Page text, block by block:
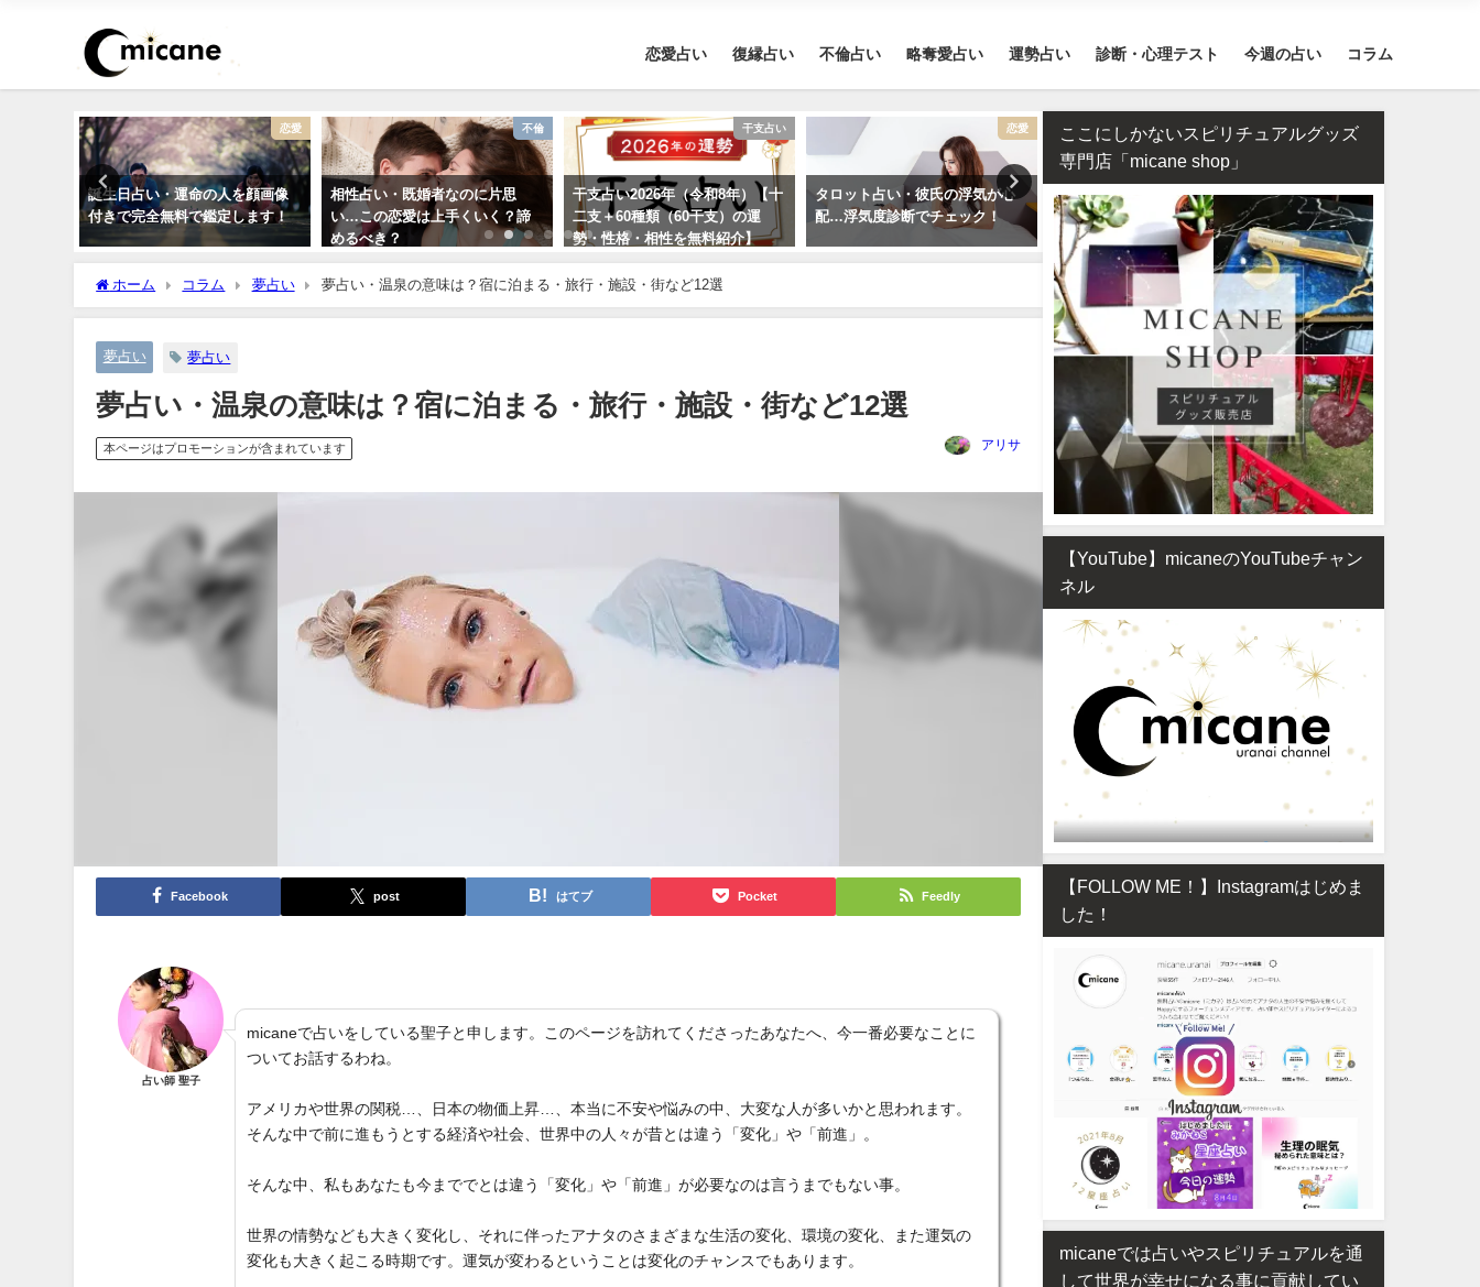
恋愛占い 復縁占い 不倫占い 略奪愛占い 運勢占い 診断・心理テスト 今週の占い コラム
恋愛
誕生日占い・運命の人を顔画像
付きで完全無料で鑑定します！
不倫
相性占い・既婚者なのに片思
い…この恋愛は上手くいく？諦
めるべき？
干支占い
干支占い2026年（令和8年）【十
二支＋60種類（60干支）の運
勢・性格・相性を無料紹介】
恋愛
タロット占い・彼氏の浮気が心
配…浮気度診断でチェック！
スピリチュアル
2026年のラッキーパワーストー
ンはカーネリアン！恋愛・仕事
運が急上昇する理由
タロット占い・元彼の今の
対する気持ちは？どう思っ
る？
ホーム コラム 夢占い 夢占い・温泉の意味は？宿に泊まる・旅行・施設・街など12選
夢占い 夢占い
夢占い・温泉の意味は？宿に泊まる・旅行・施設・街など12選
本ページはプロモーションが含まれています アリサ
Facebook post はてブ Pocket Feedly
占い師 聖子
micaneで占いをしている聖子と申します。このページを訪れてくださったあなたへ、今一番必要なことに
ついてお話するわね。
アメリカや世界の関税…、日本の物価上昇…、本当に不安や悩みの中、大変な人が多いかと思われます。
そんな中で前に進もうとする経済や社会、世界中の人々が昔とは違う「変化」や「前進」。
そんな中、私もあなたも今まででとは違う「変化」や「前進」が必要なのは言うまでもない事。
世界の情勢なども大きく変化し、それに伴ったアナタのさまざまな生活の変化、環境の変化、また運気の
変化も大きく起こる時期です。運気が変わるということは変化のチャンスでもあります。
ここにしかないスピリチュアルグッズ
専門店「micane shop」
【YouTube】micaneのYouTubeチャン
ネル
【FOLLOW ME！】Instagramはじめま
した！
micaneでは占いやスピリチュアルを通
して世界が幸せになる事に貢献してい